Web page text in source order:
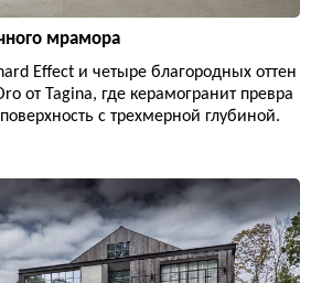
мрамора
Effect и четыре благородных оттен
от Tagina, где керамогранит превра
с трехмерной глубиной.